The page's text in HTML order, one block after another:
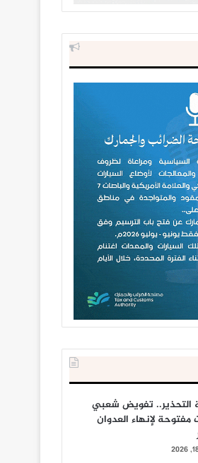
التحذير.. تفويض شعبي
مفتوحة لإنهاء العدوان